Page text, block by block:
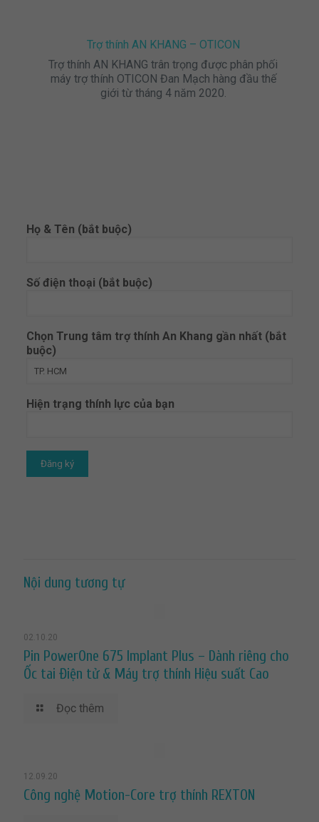
Trợ thính AN KHANG – OTICON
Trợ thính AN KHANG trân trọng được phân phối
máy trợ thính OTICON Đan Mạch hàng đầu thế
giới từ tháng 4 năm 2020.
Họ & Tên (bắt buộc)
Số điện thoại (bắt buộc)
Chọn Trung tâm trợ thính An Khang gần nhất (bắt
buộc)
Hiện trạng thính lực của bạn
Nội dung tương tự
02.10.20
Pin PowerOne 675 Implant Plus – Dành riêng cho
Ốc tai Điện tử & Máy trợ thính Hiệu suất Cao
Đọc thêm
12.09.20
Công nghệ Motion-Core trợ thính REXTON